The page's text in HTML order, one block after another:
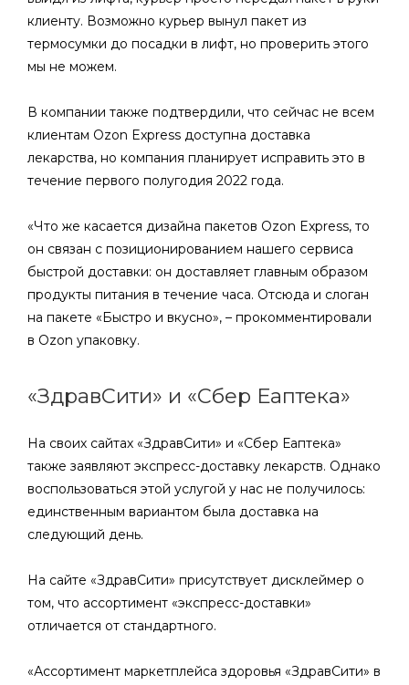
клиенту. Возможно курьер вынул пакет из
термосумки до посадки в лифт, но проверить этого
мы не можем.
В компании также подтвердили, что сейчас не всем
клиентам Ozon Express доступна доставка
лекарства, но компания планирует исправить это в
течение первого полугодия 2022 года.
«Что же касается дизайна пакетов Ozon Express, то
он связан с позиционированием нашего сервиса
быстрой доставки: он доставляет главным образом
продукты питания в течение часа. Отсюда и слоган
на пакете «Быстро и вкусно», – прокомментировали
в Ozon упаковку.
«ЗдравСити» и «Сбер Еаптека»
На своих сайтах «ЗдравСити» и «Сбер Еаптека»
также заявляют экспресс-доставку лекарств. Однако
воспользоваться этой услугой у нас не получилось:
единственным вариантом была доставка на
следующий день.
На сайте «ЗдравСити» присутствует дисклеймер о
том, что ассортимент «экспресс-доставки»
отличается от стандартного.
«Ассортимент маркетплейса здоровья «ЗдравСити» в